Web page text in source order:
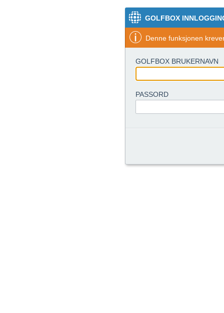
GOLFBOX
Denne funksjonen
GOLFBOX BRUKERNAVN
PASSORD